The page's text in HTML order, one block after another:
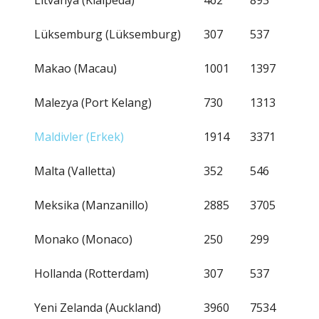
Lüksemburg (Lüksemburg) 307 537
Makao (Macau) 1001 1397
Malezya (Port Kelang) 730 1313
Maldivler (Erkek) 1914 3371
Malta (Valletta) 352 546
Meksika (Manzanillo) 2885 3705
Monako (Monaco) 250 299
Hollanda (Rotterdam) 307 537
Yeni Zelanda (Auckland) 3960 7534